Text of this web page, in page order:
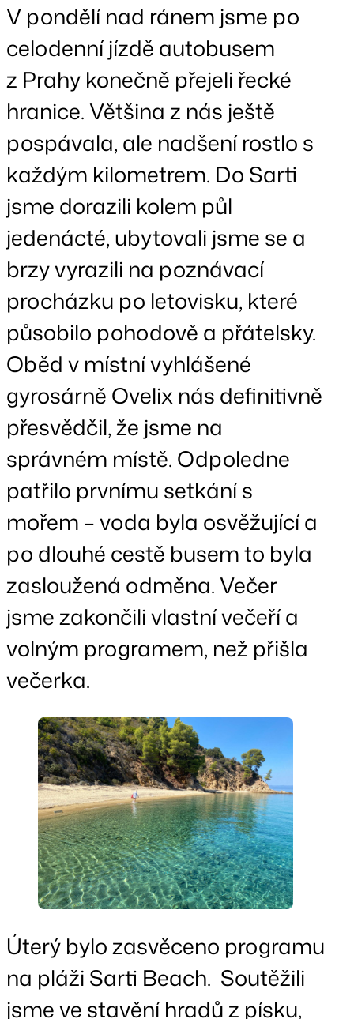
V pondělí nad ránem jsme po
celodenní jízdě autobusem
z Prahy konečně přejeli řecké
hranice. Většina z nás ještě
pospávala, ale nadšení rostlo s
každým kilometrem. Do Sarti
jsme dorazili kolem půl
jedenácté, ubytovali jsme se a
brzy vyrazili na poznávací
procházku po letovisku, které
působilo pohodově a přátelsky.
Oběd v místní vyhlášené
gyrosárně Ovelix nás definitivně
přesvědčil, že jsme na
správném místě. Odpoledne
patřilo prvnímu setkání s
mořem – voda byla osvěžující a
po dlouhé cestě busem to byla
zasloužená odměna. Večer
jsme zakončili vlastní večeří a
volným programem, než přišla
večerka.
Úterý bylo zasvěceno programu
na pláži Sarti Beach. Soutěžili
jsme ve stavění hradů z písku,